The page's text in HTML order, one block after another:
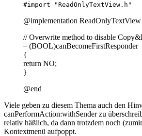
#import "ReadOnlyTextView.h"
@implementation ReadOnlyTextView
// Overwrite method to disable
– (BOOL)canBecomeFirstResponder
{
return NO;
}
@end
Viele geben zu diesem Thema auch den
canPerformAction:withSender zu
relativ häßlich, da dann trotzdem noch
Kontextmenü aufpoppt.